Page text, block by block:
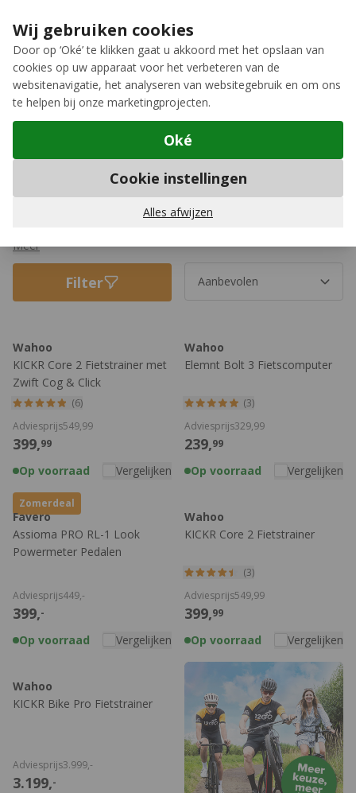
Wij gebruiken cookies
Door op ‘Oké’ te klikken gaat u akkoord met het opslaan van
cookies op uw apparaat voor het verbeteren van de
websitenavigatie, het analyseren van websitegebruik en om ons
te helpen bij onze marketingprojecten.
Oké
Cookie instellingen
Alles afwijzen
Meer keuze, meer plezier
12GO Biking
Elektronica
Fietselektronica aanbiedingen
Ontdek de beste aanbiedingen en korting op elektronica voor je
fietsverlichting, sporthorloge of fietstrainer in de aanbieding. De
acties in deze sale zijn tijdelijk dus profiteer nu het nog kan!
Bekijk snel: Tijdelijke aanbiedingen
Meer
Filter
Wahoo
KICKR Core 2 Fietstrainer met
Zwift Cog & Click
(6)
399,99
Adviesprijs549,99
Op voorraad Vergelijken
Wahoo
Elemnt Bolt 3 Fietscomputer
(3)
239,99
Adviesprijs329,99
Op voorraad Vergelijken
Zomerdeal
Favero
Assioma PRO RL-1 Look
Powermeter Pedalen
399,-
Adviesprijs449,-
Op voorraad Vergelijken
Wahoo
KICKR Core 2 Fietstrainer
(3)
399,99
Adviesprijs549,99
Op voorraad Vergelijken
Wahoo
KICKR Bike Pro Fietstrainer
3.199,-
Adviesprijs3.999,-